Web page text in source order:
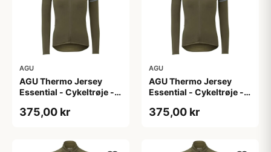
AGU
AGU Thermo Jersey
Essential - Cykeltrøje -
L
375,00 kr
AGU
AGU Thermo Jersey
Essential - Cykeltrøje -
M
375,00 kr